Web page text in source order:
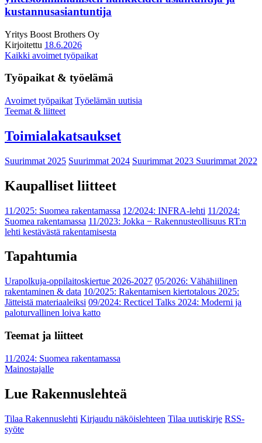
kustannusasiantuntija
Yritys Boost Brothers Oy
Kirjoitettu 18.6.2026
Kaikki avoimet työpaikat
Työpaikat & työelämä
Avoimet työpaikat Työelämän uutisia
Teemat & liitteet
Toimialakatsaukset
Suurimmat 2025 Suurimmat 2024 Suurimmat 2023 Suurimmat 2022
Kaupalliset liitteet
11/2025: Suomea rakentamassa 12/2024: INFRA-lehti 11/2024:
Suomea rakentamassa 11/2023: Jokka − Rakennusteollisuus RT:n
lehti kestävästä rakentamisesta
Tapahtumia
Urapolkuja-oppilaitoskiertue 2026-2027 05/2026: Vähähiilinen
rakentaminen & data 10/2025: Rakentamisen kiertotalous 2025:
Jätteistä materiaaleiksi 09/2024: Recticel Talks 2024: Moderni ja
paloturvallinen loiva katto
Teemat ja liitteet
11/2024: Suomea rakentamassa
Mainostajalle
Lue Rakennuslehteä
Tilaa Rakennuslehti Kirjaudu näköislehteen Tilaa uutiskirje RSS-
syöte